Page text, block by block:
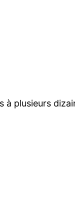
plusieurs